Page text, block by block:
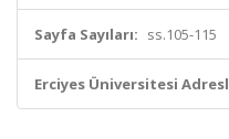
Sayfa Sayıları: ss.105-115
Erciyes Üniversitesi